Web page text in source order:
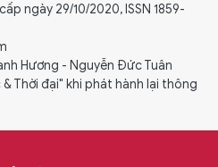
ngày 29/10/2020, ISSN 1859-
Hương - Nguyễn Đức Tuân
Thời đại" khi phát hành lại thông